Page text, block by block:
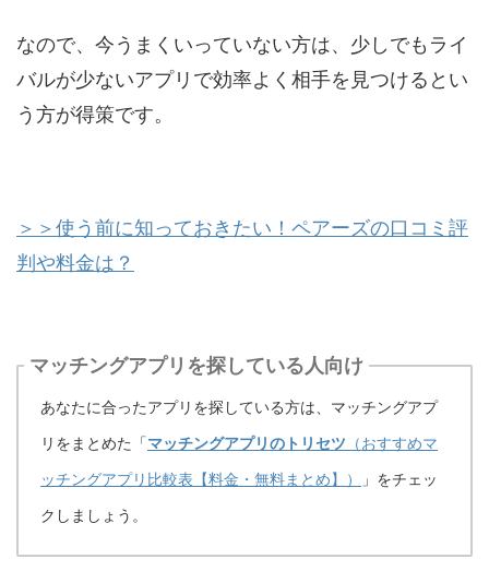
なので、今うまくいっていない方は、少しでもライ
バルが少ないアプリで効率よく相手を見つけるとい
う方が得策です。
＞＞使う前に知っておきたい！ペアーズの口コミ評
判や料金は？
マッチングアプリを探している人向け
あなたに合ったアプリを探している方は、マッチングアプ
リをまとめた「マッチングアプリのトリセツ （おすすめマ
ッチングアプリ比較表【料金・無料まとめ】）
」をチェッ
クしましょう。